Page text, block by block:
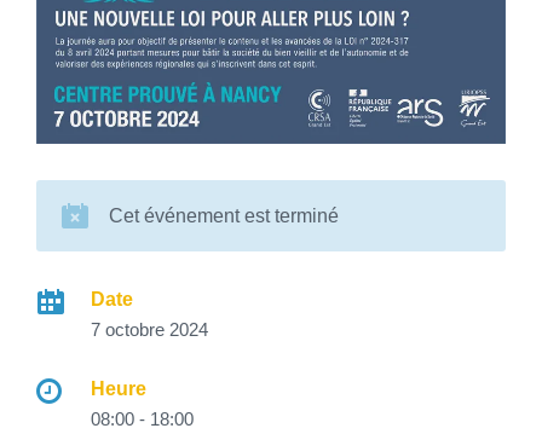
Cet événement est terminé
Date
7 octobre 2024
Heure
08:00 - 18:00